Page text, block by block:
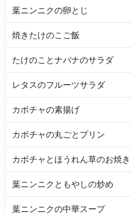
葉ニンニクの卵とじ
焼きたけのこご飯
たけのことナバナのサラダ
レタスのフルーツサラダ
カボチャの素揚げ
カボチャの丸ごとプリン
カボチャとほうれん草のお焼き
葉ニンニクともやしの炒め
葉ニンニクの中華スープ